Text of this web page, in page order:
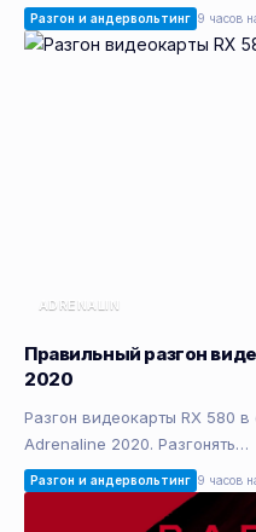
Разгон и андервольтинг 9 часов
ADRENALIN
Правильный разгон
2020
Разгон видеокарты RX 580
Adrenaline 2020. Разгонять…
Разгон и андервольтинг 9 часов